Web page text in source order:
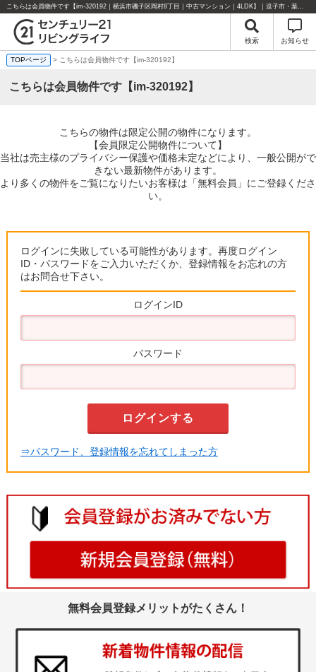
こちらは会員物件です【im-320192｜横浜市磯子区岡村8丁目｜中古マンション｜4LDK】｜逗子市・葉山町・湘南エリアの不動産のことならセンチュリー21リビングライフにお任せください！
検索 お知らせ
TOPページ > こちらは会員物件です【im-320192】
こちらは会員物件です【im-320192】
こちらの物件は限定公開の物件になります。
【会員限定公開物件について】
当社は売主様のプライバシー保護や価格未定などにより、一般公開がで
きない最新物件があります。
より多くの物件をご覧になりたいお客様は「無料会員」にご登録くださ
い。
ログインに失敗している可能性があります。再度ログイン
ID・パスワードをご入力いただくか、登録情報をお忘れの方
はお問合せ下さい。
ログインID
パスワード
⇒パスワード、登録情報を忘れてしまった方
無料会員登録メリットがたくさん！